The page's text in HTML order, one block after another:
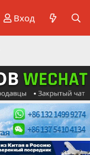
Вход